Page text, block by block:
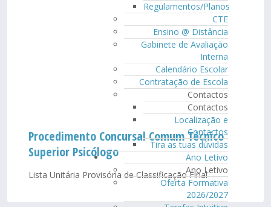
Regulamentos/Planos
CTE
Ensino @ Distância
Gabinete de Avaliação
Interna
Calendário Escolar
Contratação de Escola
Contactos
Contactos
Localização e
Contactos
Tira as tuas dúvidas
Ano Letivo
Ano Letivo
Oferta Formativa
2026/2027
Procedimento Concursal Comum Técnico
Superior Psicólogo
Lista Unitária Provisória de Classificação Final